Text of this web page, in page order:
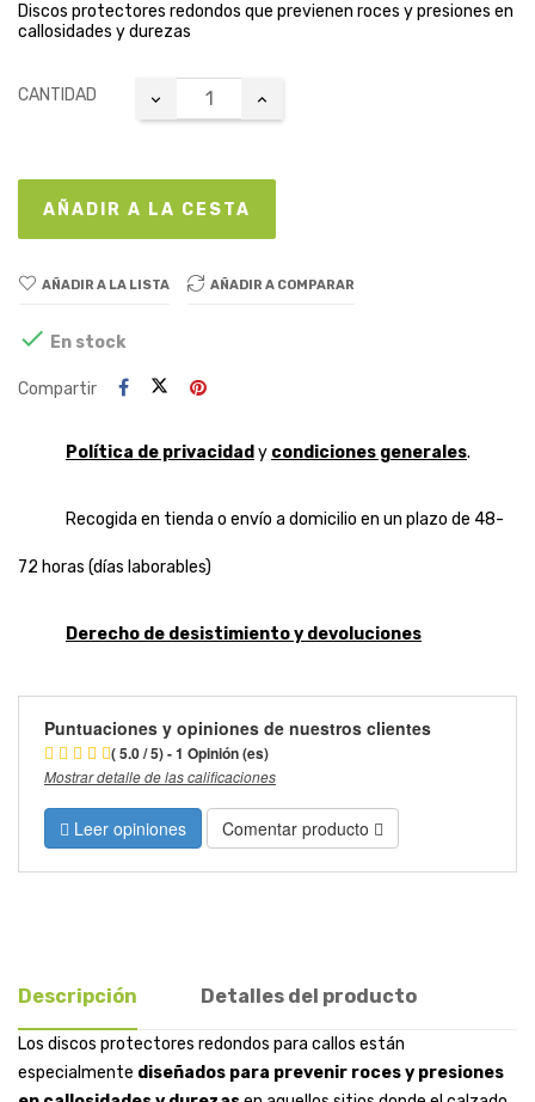
Discos protectores redondos que previenen roces y presiones en
callosidades y durezas
CANTIDAD
AÑADIR A LA CESTA
AÑADIR A LA LISTA AÑADIR A COMPARAR
 En stock
Compartir
Política de privacidad y condiciones generales.
Recogida en tienda o envío a domicilio en un plazo de 48-
72 horas (días laborables)
Derecho de desistimiento y devoluciones
Puntuaciones y opiniones de nuestros clientes
( 5.0 / 5) - 1 Opinión (es)
Mostrar detalle de las calificaciones
Leer opiniones Comentar producto
Descripción Detalles del producto
Los discos protectores redondos para callos están
especialmente diseñados para prevenir roces y presiones